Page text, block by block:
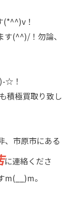
(*^^)v！
(^^)/！勿論、
☆！
積極買取り致し
、市原市にある
に連絡くださ
。